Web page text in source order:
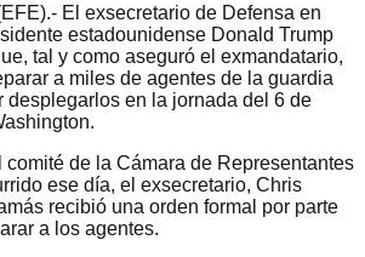
El exsecretario de Defensa en
estadounidense Donald Trump
tal y como aseguró el exmandatario,
a miles de agentes de la guardia
desplegarlos en la jornada del 6 de
comité de la Cámara de Representantes
ese día, el exsecretario, Chris
recibió una orden formal por parte
a los agentes.